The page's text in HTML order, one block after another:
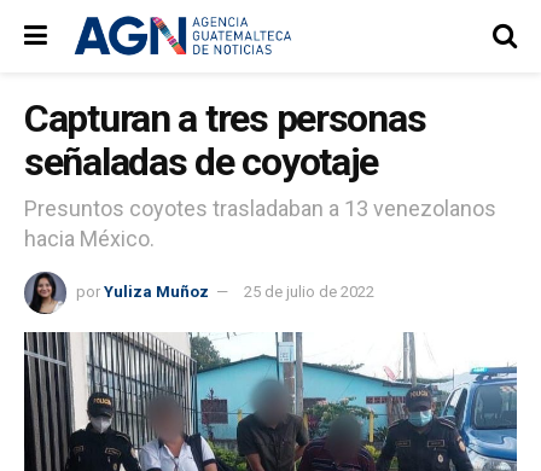
Capturan a tres personas
señaladas de coyotaje
Presuntos coyotes trasladaban a 13 venezolanos
hacia México.
por Yuliza Muñoz 25 de julio de 2022